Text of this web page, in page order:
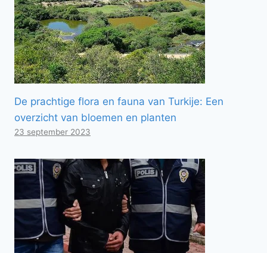
De prachtige flora en fauna van Turkije: Een
overzicht van bloemen en planten
23 september 2023